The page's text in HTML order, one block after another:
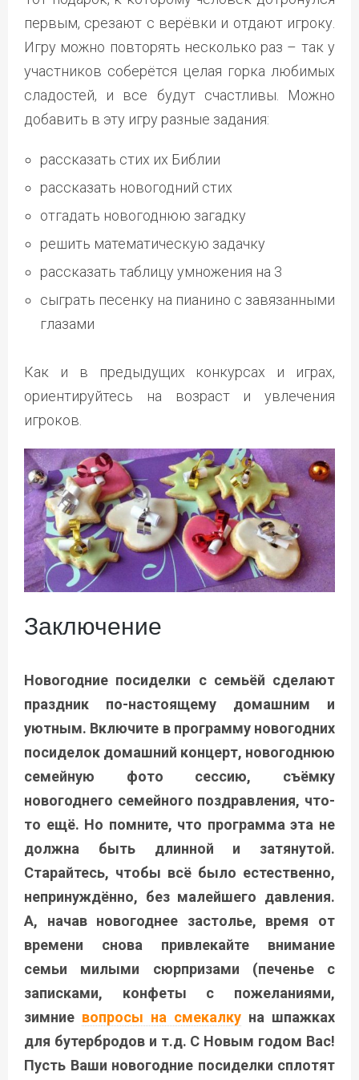
первым, срезают с верёвки и отдают игроку.
Игру можно повторять несколько раз – так у
участников соберётся целая горка любимых
сладостей, и все будут счастливы. Можно
добавить в эту игру разные задания:
рассказать стих их Библии
рассказать новогодний стих
отгадать новогоднюю загадку
решить математическую задачку
рассказать таблицу умножения на 3
сыграть песенку на пианино с завязанными
глазами
Как и в предыдущих конкурсах и играх,
ориентируйтесь на возраст и увлечения
игроков.
Заключение
Новогодние посиделки с семьёй сделают
праздник по-настоящему домашним и
уютным. Включите в программу новогодних
посиделок домашний концерт, новогоднюю
семейную фото сессию, съёмку
новогоднего семейного поздравления, что-
то ещё. Но помните, что программа эта не
должна быть длинной и затянутой.
Старайтесь, чтобы всё было естественно,
непринуждённо, без малейшего давления.
А, начав новогоднее застолье, время от
времени снова привлекайте внимание
семьи милыми сюрпризами (печенье с
записками, конфеты с пожеланиями,
зимние вопросы на смекалку на шпажках
для бутербродов и т.д. С Новым годом Вас!
Пусть Ваши новогодние посиделки сплотят